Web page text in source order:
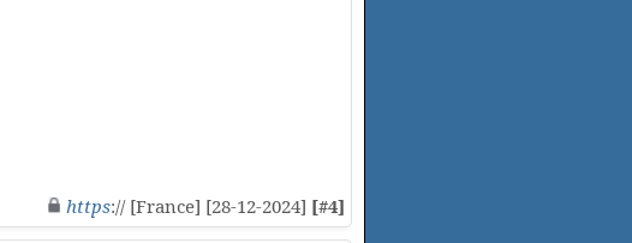
https:// [France] [28-12-2024] [#4]